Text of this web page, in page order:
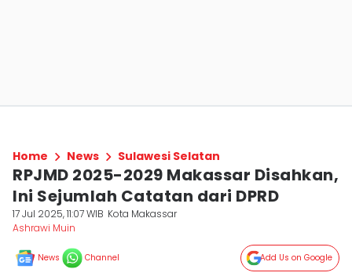
Home News Sulawesi Selatan
RPJMD 2025-2029 Makassar Disahkan,
Ini Sejumlah Catatan dari DPRD
17 Jul 2025, 11:07 WIB Kota Makassar
Ashrawi Muin
News Channel Add Us on Google